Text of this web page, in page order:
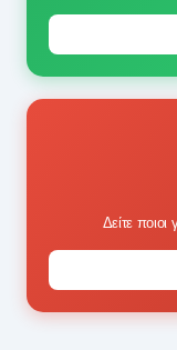
Δείτε ποιοι